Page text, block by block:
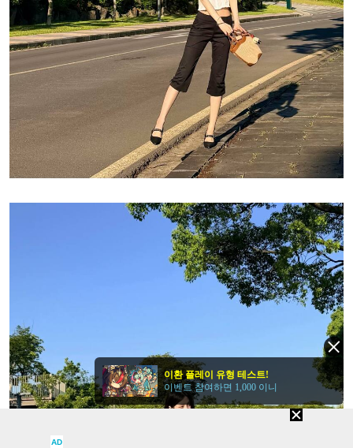
AD
이환 플레이 유형 테스트!
이벤트 참여하면 1,000 이니